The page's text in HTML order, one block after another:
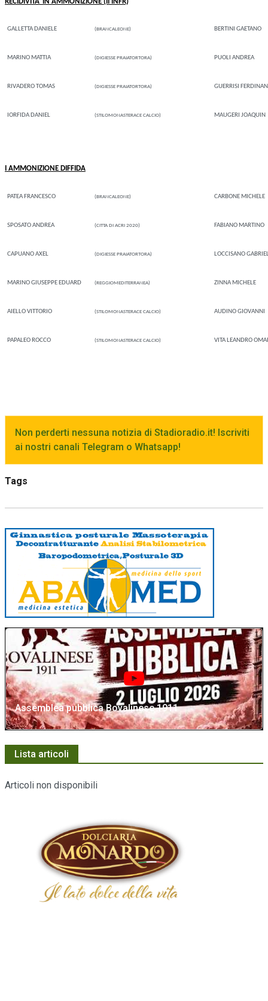
RECIDIVITA' IN AMMONIZIONE (II INFR)
GALLETTA DANIELE (BRANCALEONE) BERTINI GAETANO
MARINO MATTIA (DIGIESSE PRAIATORTORA) PUOLI ANDREA
RIVADERO TOMAS (DIGIESSE PRAIATORTORA) GUERRISI
IORFIDA DANIEL (STILOMONASTERACE CALCIO) MAUGERI JOAQUIN
I AMMONIZIONE DIFFIDA
PATEA FRANCESCO (BRANCALEONE) CARBONE MICHELE
SPOSATO ANDREA (CITTA DI ACRI 2020) FABIANO MARTINO
CAPUANO AXEL (DIGIESSE PRAIATORTORA) LOCCISANO
MARINO GIUSEPPE EDUARD (REGGIOMEDITERRANEA) ZINNA MICHELE
AIELLO VITTORIO (STILOMONASTERACE CALCIO) AUDINO GIOVANNI
PAPALEO ROCCO (STILOMONASTERACE CALCIO) VITA LEANDRO
Non perderti nessuna notizia di Stadioradio.it! Iscriviti
ai nostri canali Telegram o Whatsapp!
Tags
Assemblea pubblica Bovalinese 1911
Lista articoli
Articoli non disponibili